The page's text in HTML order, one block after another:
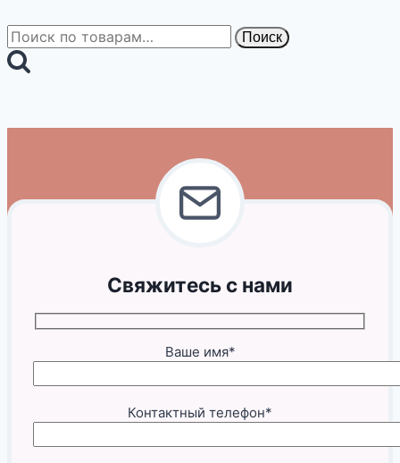
Искать: Поиск
Свяжитесь с нами
Ваше имя*
Контактный телефон*